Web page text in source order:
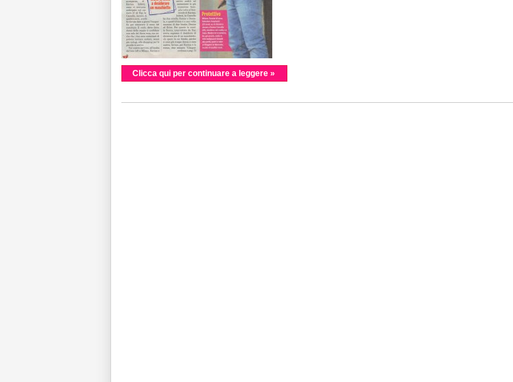
Clicca qui per continuare a leggere »